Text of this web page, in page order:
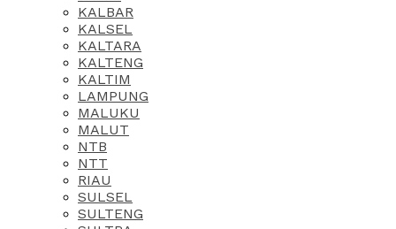
KALBAR
KALSEL
KALTARA
KALTENG
KALTIM
LAMPUNG
MALUKU
MALUT
NTB
NTT
RIAU
SULSEL
SULTENG